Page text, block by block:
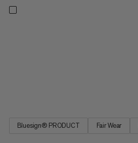
Bluesign® PRODUCT Fair Wear